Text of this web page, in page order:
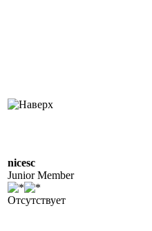
nicesc
Junior Member
Отсутствует